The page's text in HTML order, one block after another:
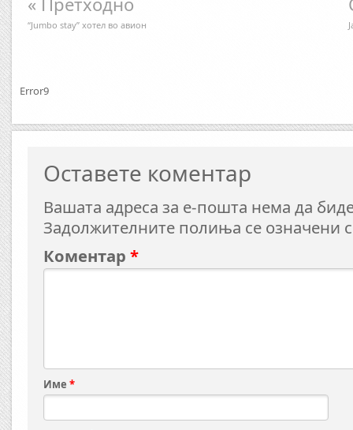
“Jumbo stay” хотел во авион
Error9
Оставете коментар
Вашата адреса за е-пошта нема да
Задолжителните полиња се означени
Коментар *
Име *